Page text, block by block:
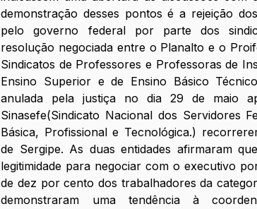
demonstração desses pontos é a rejeição
pelo governo federal por parte dos
resolução negociada entre o Planalto e o
Sindicatos de Professores e Professoras de
Ensino Superior e de Ensino Básico
anulada pela justiça no dia 29 de maio
Sinasefe(Sindicato Nacional dos Servidores
Básica, Profissional e Tecnológica.)
de Sergipe. As duas entidades afirmaram
legitimidade para negociar com o executivo
de dez por cento dos trabalhadores da
demonstraram uma tendência à